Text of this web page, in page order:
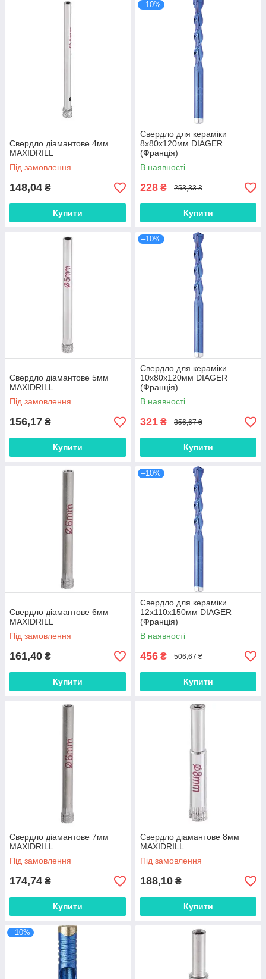
Свердло діамантове 4мм
MAXIDRILL
Під замовлення
148,04 ₴
Купити
–10%
Свердло для кераміки
8х80х120мм DIAGER
(Франція)
В наявності
228 ₴ 253,33 ₴
Купити
Свердло діамантове 5мм
MAXIDRILL
Під замовлення
156,17 ₴
Купити
–10%
Свердло для кераміки
10х80х120мм DIAGER
(Франція)
В наявності
321 ₴ 356,67 ₴
Купити
Свердло діамантове 6мм
MAXIDRILL
Під замовлення
161,40 ₴
Купити
–10%
Свердло для кераміки
12х110х150мм DIAGER
(Франція)
В наявності
456 ₴ 506,67 ₴
Купити
Свердло діамантове 7мм
MAXIDRILL
Під замовлення
174,74 ₴
Купити
Свердло діамантове 8мм
MAXIDRILL
Під замовлення
188,10 ₴
Купити
–10%